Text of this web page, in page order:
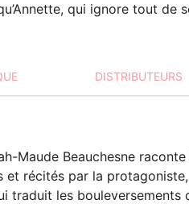
qui ignore tout de
DISTRIBUTEURS
Maude Beauchesne
et récités par la
les bouleversements